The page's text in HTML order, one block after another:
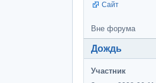
Сайт
Вне форума
Дождь
Участник